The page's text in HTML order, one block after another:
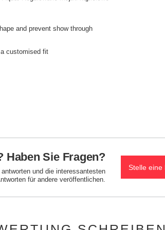
and prevent show through
customised fit
Haben Sie Fragen?
und die interessantesten
für andere veröffentlichen.
Stelle eine